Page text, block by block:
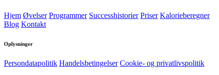
Hjem Øvelser Programmer Successhistorier Priser Kalorieberegner
Blog Kontakt
Oplysninger
Persondatapolitik Handelsbetingelser Cookie- og privatlivspolitik